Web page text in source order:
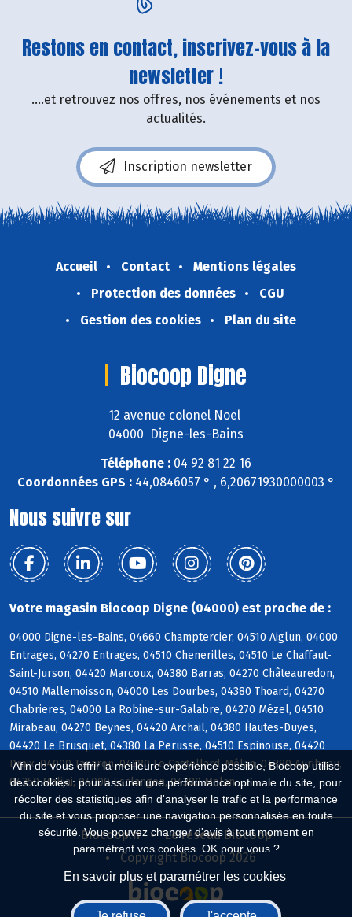
Afin de vous offrir la meilleure expérience possible, Biocoop utilise
des cookies : pour assurer une performance optimale du site, pour
récolter des statistiques afin d'analyser le trafic et la performance
du site et vous proposer une navigation personnalisée en toute
sécurité. Vous pouvez changer d'avis à tout moment en
paramétrant vos cookies. OK pour vous ?
En savoir plus et paramétrer les cookies
Restons en contact, inscrivez-vous à la
newsletter !
....et retrouvez nos offres, nos événements et nos
actualités.
Inscription newsletter
Accueil Contact
Mentions légales
Protection des données
CGU
Gestion des cookies
Plan du site
Biocoop Digne
12 avenue colonel Noel
04000 Digne-les-Bains
Téléphone : 04 92 81 22 16
Coordonnées GPS : 44,0846057 ° , 6,20671930000003 °
Nous suivre sur
Votre magasin Biocoop Digne (04000) est proche de :
04000 Digne-les-Bains, 04660 Champtercier, 04510 Aiglun, 04000
Entrages, 04270 Entrages, 04510 Chenerilles, 04510 Le Chaffaut-
Saint-Jurson, 04420 Marcoux, 04380 Barras, 04270 Châteauredon,
04510 Mallemoisson, 04000 Les Dourbes, 04380 Thoard, 04270
Chabrieres, 04000 La Robine-sur-Galabre, 04270 Mézel, 04510
Mirabeau, 04270 Beynes, 04420 Archail, 04380 Hautes-Duyes,
04420 Le Brusquet, 04380 La Perusse, 04510 Espinouse, 04420
Draix, 04000 Tanaron, 04380 Le Castellard-Mélan, 04380 Auribeau,
04350 Malijai, 04000 Esclangon, 04380 Melan
Biocoop.fr
Le réseau Biocoop
Copyright Biocoop 2026